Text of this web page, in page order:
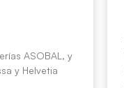
ASOBAL, y
y Helvetia